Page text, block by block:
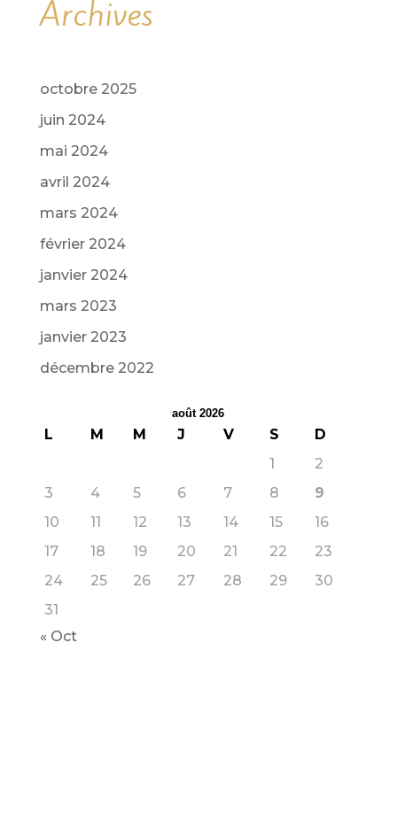
Archives
octobre 2025
juin 2024
mai 2024
avril 2024
mars 2024
février 2024
janvier 2024
mars 2023
janvier 2023
décembre 2022
août 2026
L M M J V S
D
1
2
3
4 5 6 7 8
9
10
11 12 13 14 15
16
17
18 19 20 21 22
23
24
25 26 27 28 29
30
31
« Oct